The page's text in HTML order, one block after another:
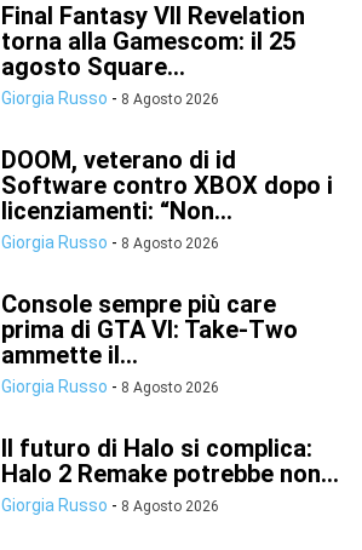
Final Fantasy VII Revelation
torna alla Gamescom: il 25
agosto Square...
Giorgia Russo - 8 Agosto 2026
DOOM, veterano di id
Software contro XBOX dopo i
licenziamenti: “Non...
Giorgia Russo - 8 Agosto 2026
Console sempre più care
prima di GTA VI: Take-Two
ammette il...
Giorgia Russo - 8 Agosto 2026
Il futuro di Halo si complica:
Halo 2 Remake potrebbe non...
Giorgia Russo - 8 Agosto 2026